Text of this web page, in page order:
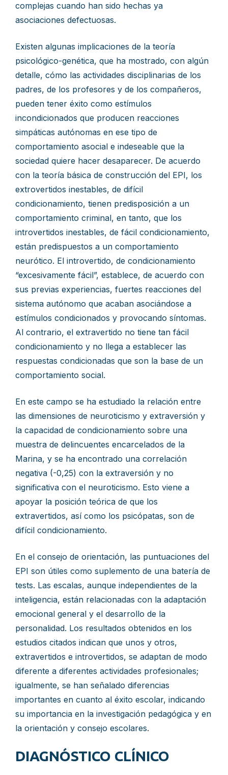
complejas cuando han sido hechas ya
asociaciones defectuosas.
Existen algunas implicaciones de la teoría
psicológico-genética, que ha mostrado, con algún
detalle, cómo las actividades disciplinarias de los
padres, de los profesores y de los compañeros,
pueden tener éxito como estímulos
incondicionados que producen reacciones
simpáticas autónomas en ese tipo de
comportamiento asocial e indeseable que la
sociedad quiere hacer desaparecer. De acuerdo
con la teoría básica de construcción del EPI, los
extrovertidos inestables, de difícil
condicionamiento, tienen predisposición a un
comportamiento criminal, en tanto, que los
introvertidos inestables, de fácil condicionamiento,
están predispuestos a un comportamiento
neurótico. El introvertido, de condicionamiento
“excesivamente fácil”, establece, de acuerdo con
sus previas experiencias, fuertes reacciones del
sistema autónomo que acaban asociándose a
estímulos condicionados y provocando síntomas.
Al contrario, el extravertido no tiene tan fácil
condicionamiento y no llega a establecer las
respuestas condicionadas que son la base de un
comportamiento social.
En este campo se ha estudiado la relación entre
las dimensiones de neuroticismo y extraversión y
la capacidad de condicionamiento sobre una
muestra de delincuentes encarcelados de la
Marina, y se ha encontrado una correlación
negativa (-0,25) con la extraversión y no
significativa con el neuroticismo. Esto viene a
apoyar la posición teórica de que los
extravertidos, así como los psicópatas, son de
difícil condicionamiento.
En el consejo de orientación, las puntuaciones del
EPI son útiles como suplemento de una batería de
tests. Las escalas, aunque independientes de la
inteligencia, están relacionadas con la adaptación
emocional general y el desarrollo de la
personalidad. Los resultados obtenidos en los
estudios citados indican que unos y otros,
extravertidos e introvertidos, se adaptan de modo
diferente a diferentes actividades profesionales;
igualmente, se han señalado diferencias
importantes en cuanto al éxito escolar, indicando
su importancia en la investigación pedagógica y en
la orientación y consejo escolares.
DIAGNÓSTICO CLÍNICO